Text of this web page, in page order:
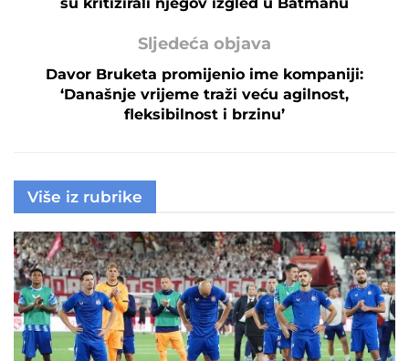
Sljedeća objava
Davor Bruketa promijenio ime kompaniji:
‘Današnje vrijeme traži veću agilnost,
fleksibilnost i brzinu’
Više iz rubrike